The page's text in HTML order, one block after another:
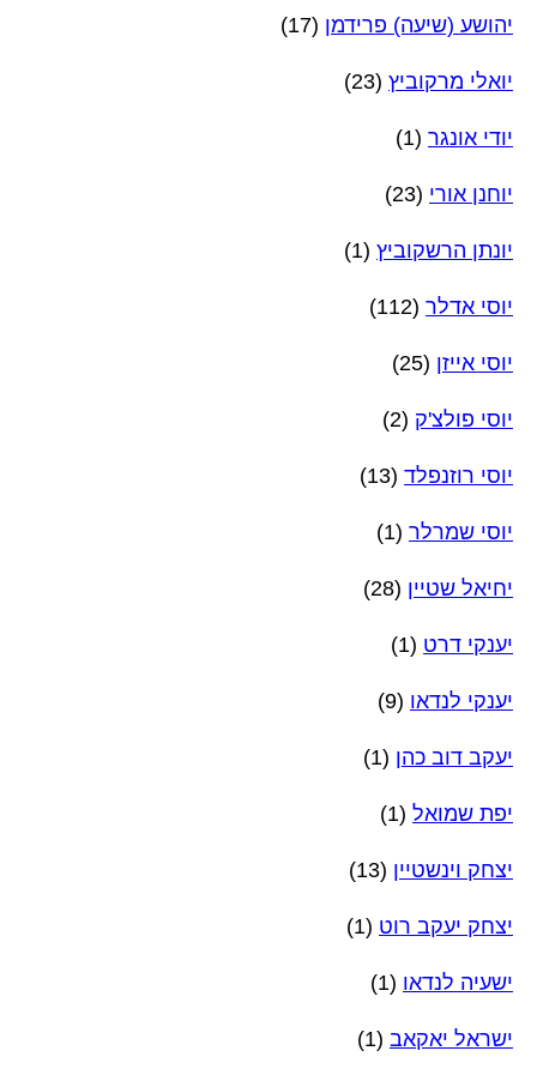
יהושע (שיעה) פרידמן (17)
יואלי מרקוביץ (23)
יודי אונגר (1)
יוחנן אורי (23)
יונתן הרשקוביץ (1)
יוסי אדלר (112)
יוסי אייזן (25)
יוסי פולצ'ק (2)
יוסי רוזנפלד (13)
יוסי שמרלר (1)
יחיאל שטיין (28)
יענקי דרט (1)
יענקי לנדאו (9)
יעקב דוב כהן (1)
יפת שמואל (1)
יצחק וינשטיין (13)
יצחק יעקב רוט (1)
ישעיה לנדאו (1)
ישראל יאקאב (1)